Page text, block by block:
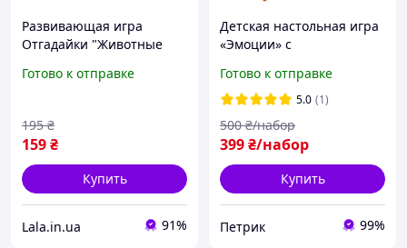
Развивающая игра
Отгадайки "Животные
VT5000-13 Укр, Lala.in.ua
Готово к отправке
159₴
195 ₴
Купить
Lala.in.ua 91%
Детская настольная игра
«Эмоции» с
кубиками и карточками
Готово к отправке
5.0 (1)
399₴/набор
500 ₴/набор
Купить
Петрик 99%